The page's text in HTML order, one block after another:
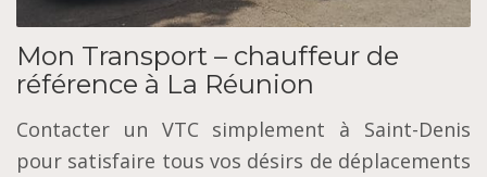
Mon Transport – chauffeur de
référence à La Réunion
Contacter un VTC simplement à Saint-Denis
pour satisfaire tous vos désirs de déplacements